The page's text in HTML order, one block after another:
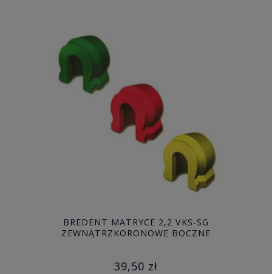
BREDENT MATRYCE 2,2 VKS-SG
ZEWNĄTRZKORONOWE BOCZNE
39,50 zł